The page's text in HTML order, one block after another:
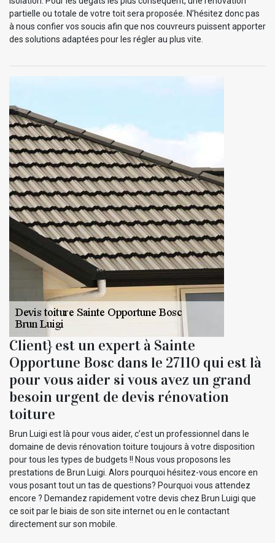
partielle ou totale de votre toit sera proposée. N’hésitez donc pas
à nous confier vos soucis afin que nos couvreurs puissent apporter
des solutions adaptées pour les régler au plus vite.
Client} est un expert à Sainte
Opportune Bosc dans le 27110 qui est là
pour vous aider si vous avez un grand
besoin urgent de devis rénovation
toiture
Brun Luigi est là pour vous aider, c’est un professionnel dans le
domaine de devis rénovation toiture toujours à votre disposition
pour tous les types de budgets !! Nous vous proposons les
prestations de Brun Luigi. Alors pourquoi hésitez-vous encore en
vous posant tout un tas de questions? Pourquoi vous attendez
encore ? Demandez rapidement votre devis chez Brun Luigi que
ce soit par le biais de son site internet ou en le contactant
directement sur son mobile.